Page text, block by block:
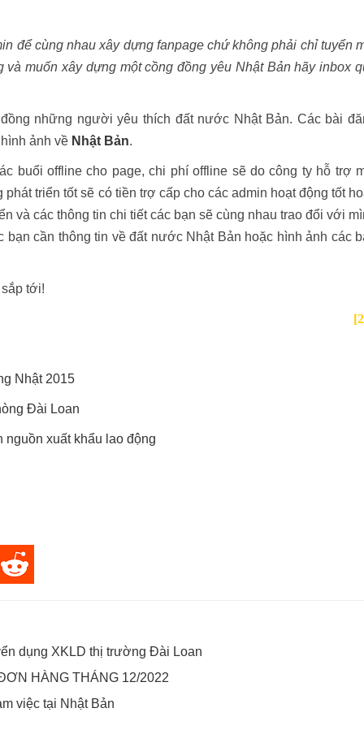
để cùng nhau xây dựng fanpage chứ không phải chỉ tuyển
và muốn xây dựng một cồng đồng yêu Nhật Bản hãy inbox
những người yêu thích đất nước Nhật Bản. Các bài
ảnh về Nhật Bản.
buổi offline cho page, chi phí offline sẽ do công ty hỗ trợ
triển tốt sẽ có tiền trợ cấp cho các admin hoạt động tốt
và các thông tin chi tiết các bạn sẽ cùng nhau trao đổi với
bạn cần thông tin về đất nước Nhật Bản hoặc hình ảnh các
tới!
Nhật 2015
Đài Loan
nguồn xuất khẩu lao động
dụng XKLD thị trường Đài Loan
HÀNG THÁNG 12/2022
việc tại Nhật Bản